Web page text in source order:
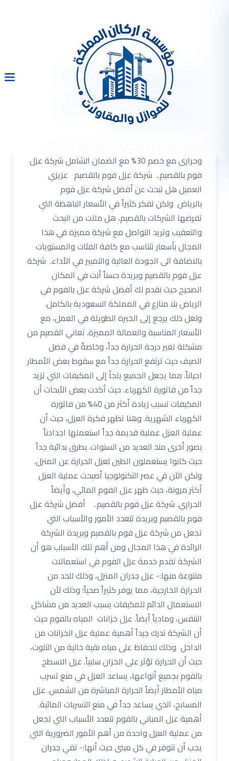
شركة عزل فوم بالقصيم
0533334179 عزل مائى
وحرارى مع خصم 30% مع
الضمان الشامل
وحرارى مع خصم 30% مع الضمان الشامل شركة عزل
فوم بالقصيم.. شركة عزل فوم بالقصيم عزيزي
العميل هل تبحث عن أفضل شركة عزل فوم
بالرياض ولكن تفكر كثيراً في الأسعار الباهظة التي
تفرضها الشركات بالقصيم، هل مللت من البحث
والتعقيب وتريد التواصل مع شركة مميزة في هذا
المجال بأسعار تتناسب مع كافة الفئات والمستويات
بالاضافة الى الجودة العالية والتمييز في الأداء. شركة
عزل فوم بالقصيم وبريدة حسناً أنت في المكان
الصحيح حيث نقدم لك أفضل شركة عزل بالفوم في
الرياض بلا منازع في المملكة السعودية بالكامل.
ولعل ذلك يرجع إلى الخبرة الطويلة في العمل، مع
الأسعار المناسبة والعمالة المميزة. تعاني القصيم من
مشكلة تغير درجة الحرارة جداً، وخاصةً في فصل
الصيف حيث ترتفع الحرارة جداً مع سقوط بعض الأمطار
احياناً. مما يجعل الجميع يلجأ إلى المكيفات التي تزيد
جداً من فاتورة الكهرباء. حيث أكدت بعض الأبحاث أن
المكيفات تسبب زيادة أكثر من 40% من فاتورة
الكهرباء الشهرية. وهنا تظهر فكرة العزل، حيث أن
عملية العزل عملية قديمة جداً استعملها اجدادناً
بصور أخرى منذ العديد من السنوات. بطرق بدائية جداً
حيث كانوا يستعملون الطين لعزل الحرارة عن المنزل.
ولكن الآن في عصر التكنولوجيا أصبحت عملية العزل
أكثر مرونة، حيث ظهر عزل الفوم المائي، وأيضاً
الحراري. شركة عزل فوم بالقصيم.. أفضل شركة عزل
فوم بالقصيم وبريدة تتعدد الأمور والأسباب التي
تجعل من شركة عزل فوم بالقصيم وبريدة الشركة
الرائدة في هذا المجال ومن أهم تلك الأسباب هو أن
الشركة تقدم خدمة عزل الفوم في استعمالات
متنوعة منها:- عزل جدران المنزل، وذلك للحد من
الحرارة الخارجية، مما يوفر كثيراً صحياً؛ وذلك لأن
الاستعمال الدائم للمكيفات يسبب العديد من مشاكل
التنفس، ومادياً أيضاً. عزل خزانات المياه بالفوم حيث
أن الشركة تدرك جيداً أهمية عملية عزل الخزانات من
الداخل وذلك للحفاظ على مياه نقية خالية من التلوث،
حيث أن الحرارة تؤثر على الخزان سلبياً. عزل الاسطح
بالفوم بجميع أنواعها، يساعد العزل في منع تسرب
مياه الأمطار أيضاً الحرارة المباشرة من الشمس. عزل
المسابح، الذي يساعد جداً في منع التسربات المائية.
أهمية عزل المباني بالفوم تتعدد الأسباب التي تجعل
من عملية العزل واحدة من أهم الأمور الضرورية التي
يجب أن تتوفر في كل مبنى حيث أنها:- تقي جدران